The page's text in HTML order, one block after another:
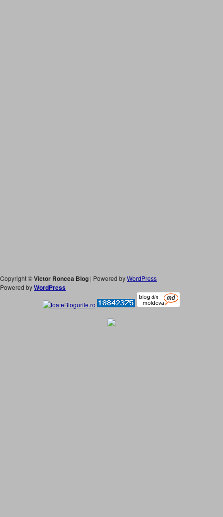
Copyright ©Victor Roncea Blog | Powered byWordPress
Powered byWordPress